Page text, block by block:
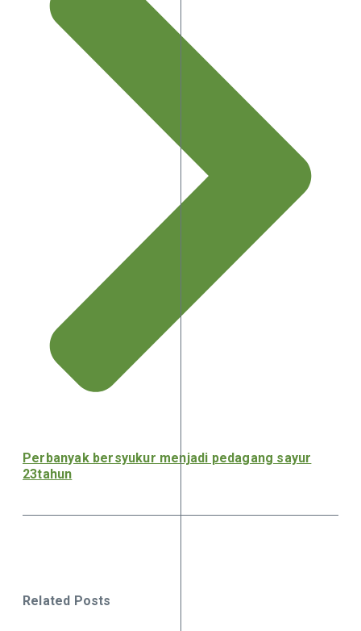
Perbanyak bersyukur menjadi pedagang sayur
23tahun
Related Posts